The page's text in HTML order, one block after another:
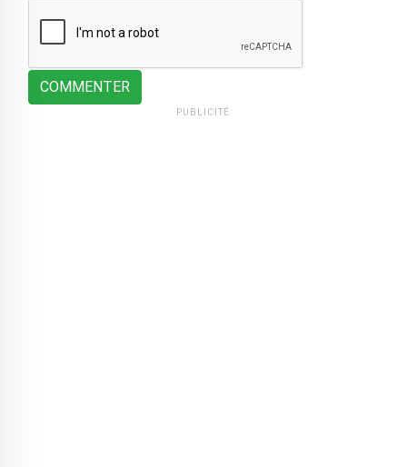
COMMENTER
PUBLICITÉ